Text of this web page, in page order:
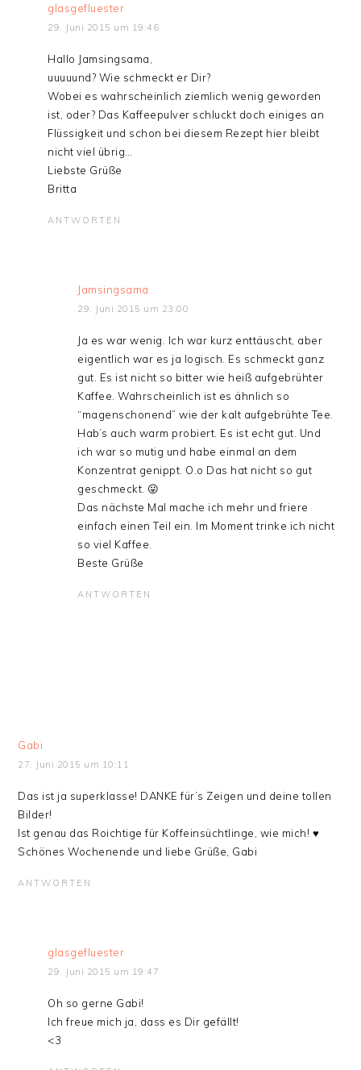
glasgefluester
29. Juni 2015 um 19:46
Hallo Jamsingsama,
uuuuund? Wie schmeckt er Dir?
Wobei es wahrscheinlich ziemlich wenig geworden
ist, oder? Das Kaffeepulver schluckt doch einiges an
Flüssigkeit und schon bei diesem Rezept hier bleibt
nicht viel übrig…
Liebste Grüße
Britta
ANTWORTEN
Jamsingsama
29. Juni 2015 um 23:00
Ja es war wenig. Ich war kurz enttäuscht, aber
eigentlich war es ja logisch. Es schmeckt ganz
gut. Es ist nicht so bitter wie heiß aufgebrühter
Kaffee. Wahrscheinlich ist es ähnlich so
“magenschonend” wie der kalt aufgebrühte Tee.
Hab’s auch warm probiert. Es ist echt gut. Und
ich war so mutig und habe einmal an dem
Konzentrat genippt. O.o Das hat nicht so gut
geschmeckt. 😛
Das nächste Mal mache ich mehr und friere
einfach einen Teil ein. Im Moment trinke ich nicht
so viel Kaffee.
Beste Grüße
ANTWORTEN
Gabi
27. Juni 2015 um 10:11
Das ist ja superklasse! DANKE für’s Zeigen und deine tollen
Bilder!
Ist genau das Roichtige für Koffeinsüchtlinge, wie mich! ♥
Schönes Wochenende und liebe Grüße, Gabi
ANTWORTEN
glasgefluester
29. Juni 2015 um 19:47
Oh so gerne Gabi!
Ich freue mich ja, dass es Dir gefällt!
<3